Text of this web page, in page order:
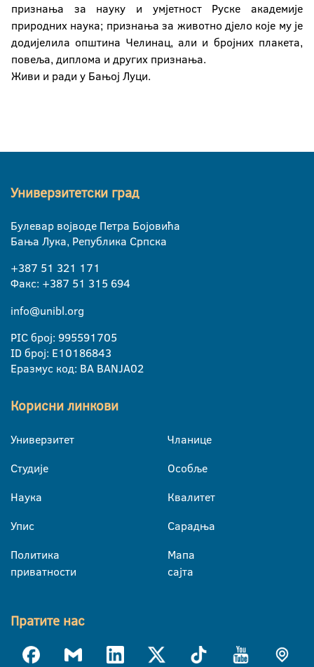
признања за науку и умјетност Руске академије
природних наука; признања за животно дјело које му је
додијелила општина Челинац, али и бројних плакета,
повеља, диплома и других признања.
Живи и ради у Бањој Луци.
Универзитетски град
Булевар војводе Петра Бојовића
Бања Лука, Република Српска
+387 51 321 171
Факс: +387 51 315 694
info@unibl.org
PIC број: 995591705
ID број: E10186843
Еразмус код: BA BANJA02
Корисни линкови
Универзитет
Студије
Наука
Упис
Политика
приватности
Чланице
Особље
Квалитет
Сарадња
Мапа
сајта
Пратите нас